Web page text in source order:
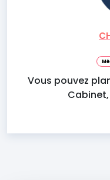
Vous pouvez